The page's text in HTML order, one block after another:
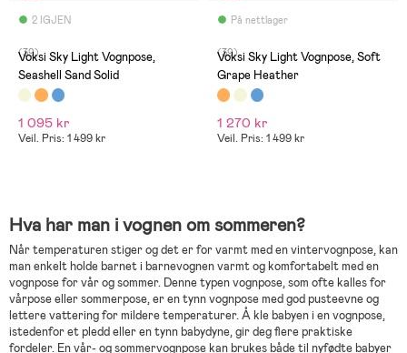
2 IGJEN
(39)
Voksi Sky Light Vognpose,
Seashell Sand Solid
1 095 kr
Veil. Pris: 1 499 kr
På nettlager
(39)
Voksi Sky Light Vognpose, Soft
Grape Heather
1 270 kr
Veil. Pris: 1 499 kr
Hva har man i vognen om sommeren?
Når temperaturen stiger og det er for varmt med en vintervognpose, kan
man enkelt holde barnet i barnevognen varmt og komfortabelt med en
vognpose for vår og sommer. Denne typen vognpose, som ofte kalles for
vårpose eller sommerpose, er en tynn vognpose med god pusteevne og
lettere vattering for mildere temperaturer. Å kle babyen i en vognpose,
istedenfor et pledd eller en tynn babydyne, gir deg flere praktiske
fordeler. En vår- og sommervognpose kan brukes både til nyfødte babyer